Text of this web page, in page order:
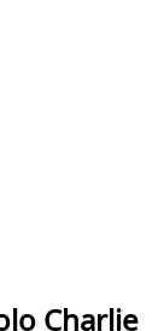
Charlie